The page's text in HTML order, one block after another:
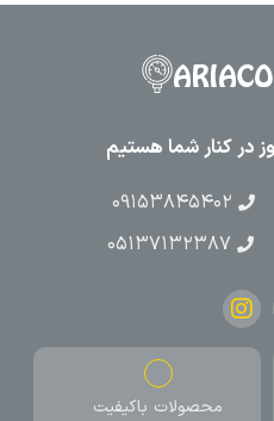
۰۹۱۵۳۸۴۵۴۰۲
۰۵۱۳۷۱۳۲۳۸۷
محصولات باکیفیت